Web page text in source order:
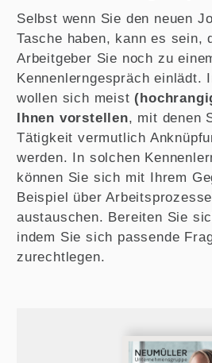
Selbst wenn Sie den neuen
Tasche haben, kann es sein,
Arbeitgeber Sie noch zu
Kennenlerngespräch einlädt.
wollen sich meist
Ihnen vorstellen, mit denen
Tätigkeit vermutlich
werden. In solchen
können Sie sich mit Ihrem
Beispiel über
austauschen. Bereiten Sie
indem Sie sich passende
zurechtlegen.